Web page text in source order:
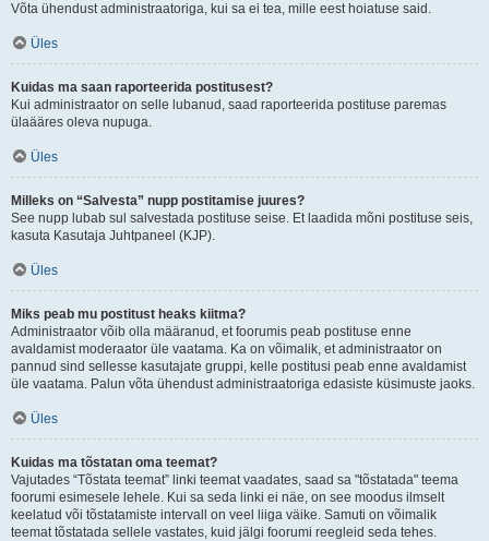
Võta ühendust administraatoriga, kui sa ei tea, mille eest hoiatuse said.
Üles
Kuidas ma saan raporteerida postitusest?
Kui administraator on selle lubanud, saad raporteerida postituse paremas
ülaääres oleva nupuga.
Üles
Milleks on “Salvesta” nupp postitamise juures?
See nupp lubab sul salvestada postituse seise. Et laadida mõni postituse seis,
kasuta Kasutaja Juhtpaneel (KJP).
Üles
Miks peab mu postitust heaks kiitma?
Administraator võib olla määranud, et foorumis peab postituse enne
avaldamist moderaator üle vaatama. Ka on võimalik, et administraator on
pannud sind sellesse kasutajate gruppi, kelle postitusi peab enne avaldamist
üle vaatama. Palun võta ühendust administraatoriga edasiste küsimuste jaoks.
Üles
Kuidas ma tõstatan oma teemat?
Vajutades “Tõstata teemat” linki teemat vaadates, saad sa "tõstatada" teema
foorumi esimesele lehele. Kui sa seda linki ei näe, on see moodus ilmselt
keelatud või tõstatamiste intervall on veel liiga väike. Samuti on võimalik
teemat tõstatada sellele vastates, kuid jälgi foorumi reegleid seda tehes.